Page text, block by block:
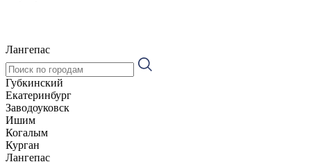
Лангепас
Губкинский
Екатеринбург
Заводоуковск
Ишим
Когалым
Курган
Лангепас